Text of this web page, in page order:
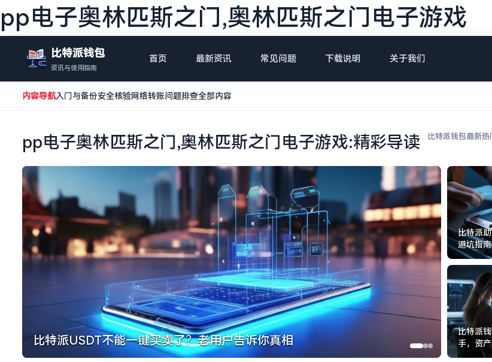
pp电子奥林匹斯之门,奥林匹斯之门电子游戏
比特派钱包
资讯与使用指南
首页 最新资讯 常见问题 下载说明 关于我们
内容导航入门与备份安全核验网络转账问题排查全部内容
pp电子奥林匹斯之门,奥林匹斯之门电子游戏:精彩导读 比特派钱包最新热
比特派USDT不能一键买卖了？老用户告诉你真相
比特派
避坑指南
比特派
手，资